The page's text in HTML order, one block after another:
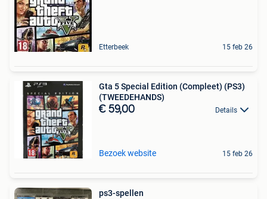
Etterbeek 15 feb 26
Gta 5 Special Edition (Compleet) (PS3)
(TWEEDEHANDS)
€ 59,00 Details
Bezoek website 15 feb 26
ps3-spellen